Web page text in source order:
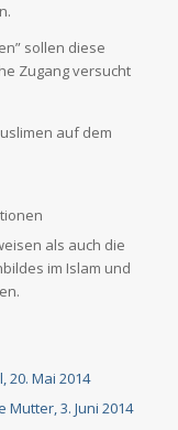
sollen diese
Zugang versucht
auf dem
als auch die
im Islam und
Mai 2014
3. Juni 2014